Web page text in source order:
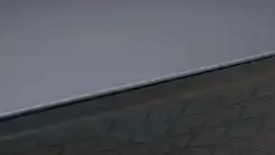
nasıl artırıyor, detaylar
Ergonomik, yüksek DPI ve